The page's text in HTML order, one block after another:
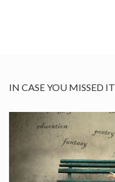
IN CASE YOU MISSED IT